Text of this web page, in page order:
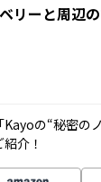
リーと周辺
の“秘密の
介！